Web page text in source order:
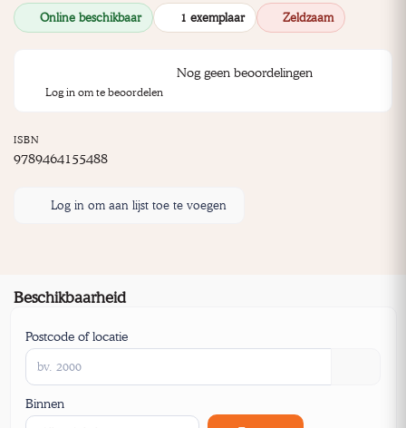
Online beschikbaar 1 exemplaar Zeldzaam
Nog geen beoordelingen
Log in om te beoordelen
ISBN
9789464155488
Log in om aan lijst toe te voegen
Beschikbaarheid
Postcode of locatie
Binnen